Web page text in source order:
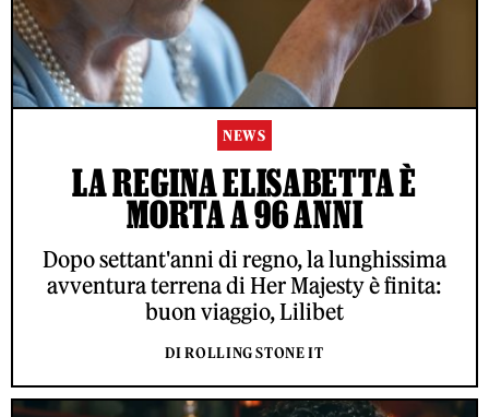
NEWS
LA REGINA ELISABETTA È
MORTA A 96 ANNI
Dopo settant'anni di regno, la lunghissima
avventura terrena di Her Majesty è finita:
buon viaggio, Lilibet
DI ROLLING STONE IT